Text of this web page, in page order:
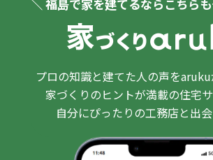
＼ 福島で家を建てるならこちら
プロの知識と建てた人の声をaruku
家づくりのヒントが満載の住宅サ
自分にぴったりの工務店と出会